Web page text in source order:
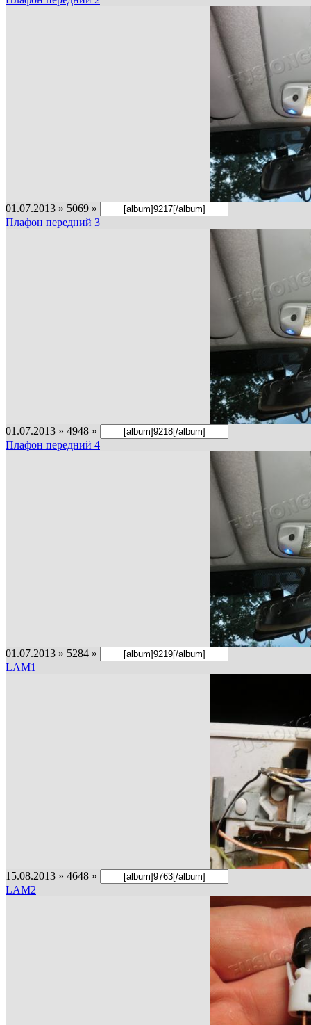
01.07.2013 » 5069 »
Плафон передний 3
01.07.2013 » 4948 »
Плафон передний 4
01.07.2013 » 5284 »
LAM1
15.08.2013 » 4648 »
LAM2